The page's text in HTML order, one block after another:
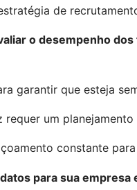
de
o desempenho
garantir que esteja
um
constante
para sua